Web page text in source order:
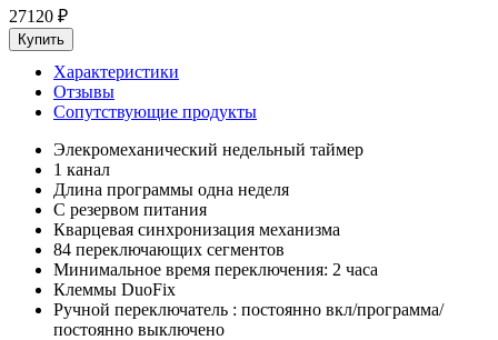
27120 ₽
Характеристики
Отзывы
Сопутствующие продукты
Элекромеханический недельный таймер
1 канал
Длина программы одна неделя
С резервом питания
Кварцевая синхронизация механизма
84 переключающих сегментов
Минимальное время переключения: 2 часа
Клеммы DuoFix
Ручной переключатель : постоянно вкл/программа/
постоянно выключено